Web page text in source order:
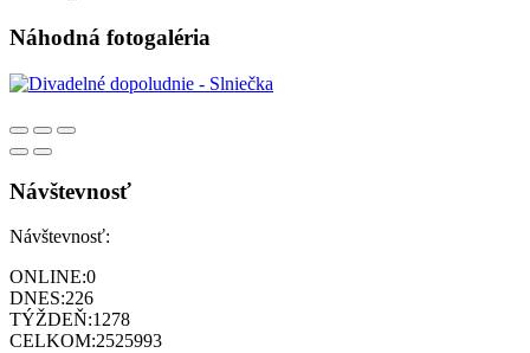
Náhodná fotogaléria
Návštevnosť
Návštevnosť:
ONLINE:0
DNES:226
TÝŽDEŇ:1278
CELKOM:2525993